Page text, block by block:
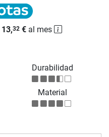
Durabilidad
Material
13,32€al mes